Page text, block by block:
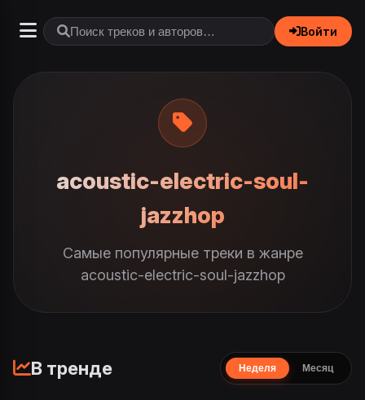
Войти
acoustic-electric-soul-
jazzhop
Самые популярные треки в жанре
acoustic-electric-soul-jazzhop
В тренде Неделя Месяц